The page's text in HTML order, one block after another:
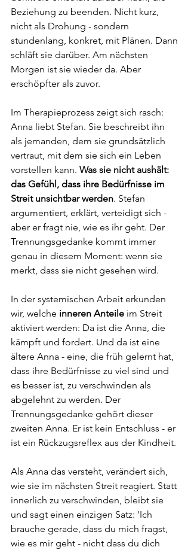
Beziehung zu beenden. Nicht kurz,
nicht als Drohung - sondern
stundenlang, konkret, mit Plänen. Dann
schläft sie darüber. Am nächsten
Morgen ist sie wieder da. Aber
erschöpfter als zuvor.
Im Therapieprozess zeigt sich rasch:
Anna liebt Stefan. Sie beschreibt ihn
als jemanden, dem sie grundsätzlich
vertraut, mit dem sie sich ein Leben
vorstellen kann. Was sie nicht aushält:
das Gefühl, dass ihre Bedürfnisse im
Streit unsichtbar werden. Stefan
argumentiert, erklärt, verteidigt sich -
aber er fragt nie, wie es ihr geht. Der
Trennungsgedanke kommt immer
genau in diesem Moment: wenn sie
merkt, dass sie nicht gesehen wird.
In der systemischen Arbeit erkunden
wir, welche inneren Anteile im Streit
aktiviert werden: Da ist die Anna, die
kämpft und fordert. Und da ist eine
ältere Anna - eine, die früh gelernt hat,
dass ihre Bedürfnisse zu viel sind und
es besser ist, zu verschwinden als
abgelehnt zu werden. Der
Trennungsgedanke gehört dieser
zweiten Anna. Er ist kein Entschluss - er
ist ein Rückzugsreflex aus der Kindheit.
Als Anna das versteht, verändert sich,
wie sie im nächsten Streit reagiert. Statt
innerlich zu verschwinden, bleibt sie
und sagt einen einzigen Satz: 'Ich
brauche gerade, dass du mich fragst,
wie es mir geht - nicht dass du dich